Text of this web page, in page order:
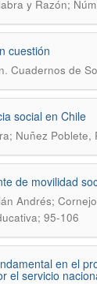
y Razón;
cuestión
. Cuadernos de
social en Chile
Nuñez Poblete,
de movilidad
Andrés;
95-106
en el
el servicio